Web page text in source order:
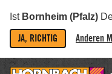
Ist Bornheim (Pfalz)
JA, RICHTIG Anderen